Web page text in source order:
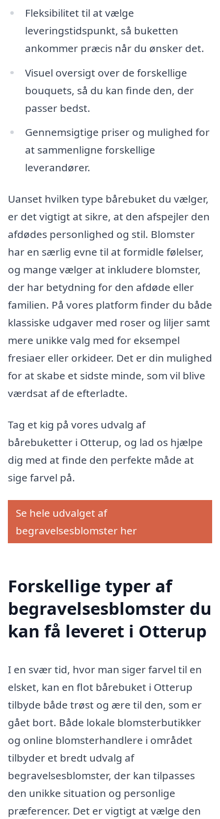
Fleksibilitet til at vælge
leveringstidspunkt, så buketten
ankommer præcis når du ønsker det.
Visuel oversigt over de forskellige
bouquets, så du kan finde den, der
passer bedst.
Gennemsigtige priser og mulighed for
at sammenligne forskellige
leverandører.
Uanset hvilken type bårebuket du vælger,
er det vigtigt at sikre, at den afspejler den
afdødes personlighed og stil. Blomster
har en særlig evne til at formidle følelser,
og mange vælger at inkludere blomster,
der har betydning for den afdøde eller
familien. På vores platform finder du både
klassiske udgaver med roser og liljer samt
mere unikke valg med for eksempel
fresiaer eller orkideer. Det er din mulighed
for at skabe et sidste minde, som vil blive
værdsat af de efterladte.
Tag et kig på vores udvalg af
bårebuketter i Otterup, og lad os hjælpe
dig med at finde den perfekte måde at
sige farvel på.
Se hele udvalget af
begravelsesblomster her
Forskellige typer af
begravelsesblomster du
kan få leveret i Otterup
I en svær tid, hvor man siger farvel til en
elsket, kan en flot bårebuket i Otterup
tilbyde både trøst og ære til den, som er
gået bort. Både lokale blomsterbutikker
og online blomsterhandlere i området
tilbyder et bredt udvalg af
begravelsesblomster, der kan tilpasses
den unikke situation og personlige
præferencer. Det er vigtigt at vælge den